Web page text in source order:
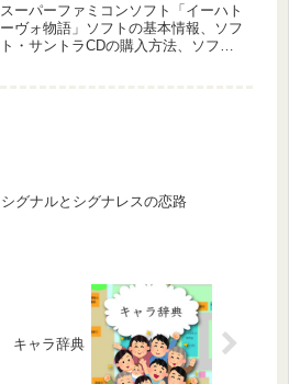
スーパーファミコンソフト「イーハト
ーヴォ物語」ソフトの基本情報、ソフ
ト・サントラCDの購入方法、ソフト
シグナルとシグナレスの恋路
キャラ辞典